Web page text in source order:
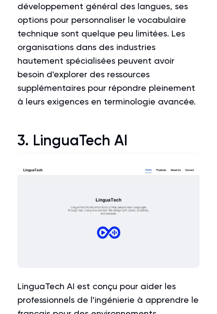
développement général des langues, ses
options pour personnaliser le vocabulaire
technique sont quelque peu limitées. Les
organisations dans des industries
hautement spécialisées peuvent avoir
besoin d'explorer des ressources
supplémentaires pour répondre pleinement
à leurs exigences en terminologie avancée.
3. LinguaTech AI
LinguaTech AI est conçu pour aider les
professionnels de l'ingénierie à apprendre le